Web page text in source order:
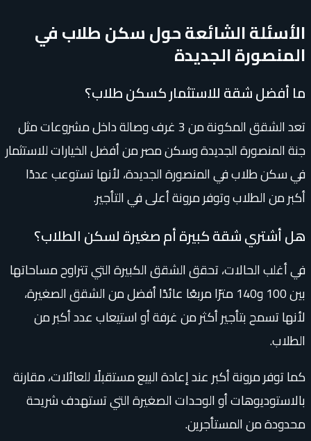
الأسئلة الشائعة حول سكن طلاب في
المنصورة الجديدة
ما أفضل شقة للاستثمار كسكن طلاب؟
تعد الشقق المكونة من 3 غرف وصالة داخل مشروعات مثل
جنة المنصورة الجديدة وسكن مصر من أفضل الخيارات للاستثمار
في سكن طلاب في المنصورة الجديدة، لأنها تستوعب عددًا
أكبر من الطلاب وتوفر مرونة أعلى في التأجير.
هل أشتري شقة كبيرة أم صغيرة لسكن الطلاب؟
في أغلب الحالات، تحقق الشقق الكبيرة التي تتراوح مساحاتها
بين 100 و140 مترًا مربعًا عائدًا أفضل من الشقق الصغيرة،
لأنها تسمح بتأجير أكثر من غرفة أو استيعاب عدد أكبر من
الطلاب.
كما توفر مرونة أكبر عند إعادة البيع مستقبلًا للعائلات، مقارنة
بالاستوديوهات أو الوحدات الصغيرة التي تستهدف شريحة
محدودة من المستأجرين.